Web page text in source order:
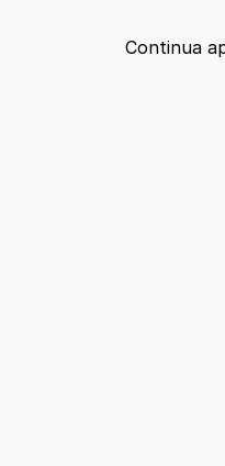
Continua